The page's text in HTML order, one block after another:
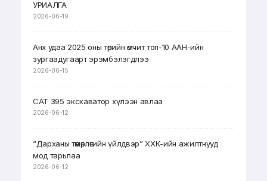
УРИАЛГА
2026-06-19
Анх удаа 2025 оны төрийн өмчит топ-10 ААН-ийн
зургаадугаарт эрэмбэлэгдлээ
2026-06-15
CAT 395 экскаватор хүлээн авлаа
2026-06-12
“Дарханы төмөрлөгийн үйлдвэр” ХХК-ийн ажилтнууд
мод тарьлаа
2026-06-12